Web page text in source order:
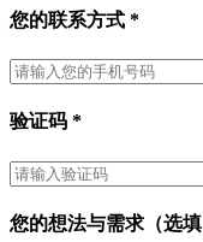
您的联系方式 *
验证码 *
您的想法与需求（选填